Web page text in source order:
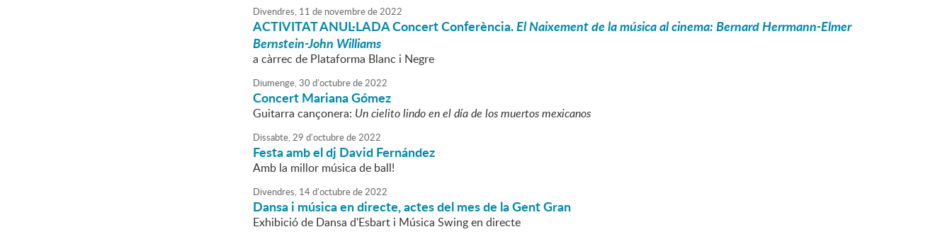
Divendres, 11 de novembrede2022
ACTIVITAT ANUL·LADA Concert Conferència.El Naixement de la música al cinema: Bernard Herrmann-Elmer
Bernstein-John Williams
a càrrec de Plataforma Blanc i Negre
Diumenge,30 d'octubrede2022
Concert Mariana Gómez
Guitarra cançonera: Un cielito lindo en el día de los muertos mexicanos
Dissabte,29 d'octubrede2022
Festa amb el dj David Fernández
Amb la millor música de ball!
Divendres, 14d'octubrede2022
Dansa i música en directe, actes del mes de la Gent Gran
Exhibició de Dansa d'Esbart i Música Swing en directe